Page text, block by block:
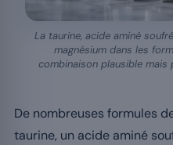
La taurine, acide aminé
magnésium dans les
combinaison plausible mais
De nombreuses formules
taurine, un acide aminé